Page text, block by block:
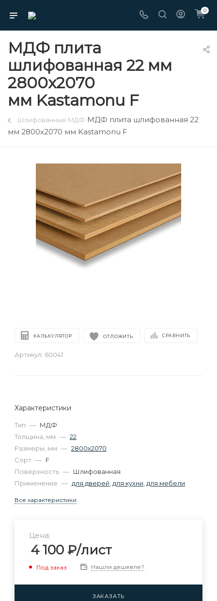
0
МДФ плита
шлифованная 22 мм
2800х2070
мм Kastamonu F
Шлифованные МДФ МДФ плита шлифованная 22
мм 2800х2070 мм Kastamonu F
КАЛЬКУЛЯТОР ОТЛОЖИТЬ СРАВНИТЬ
Артикул: 60041
Характеристики
Тип — МДФ
Толщина, мм — 22
Размеры, мм — 2800х2070
Сорт — F
Поверхность — Шлифованная
Применение — для дверей для кухни для мебели
Все характеристики
Цена:
4 100 ₽/лист
Под заказ Нашли дешевле?
ЗАКАЗАТЬ